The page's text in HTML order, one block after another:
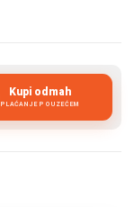
Kupi odmah
PLAĆANJE POUZEĆEM